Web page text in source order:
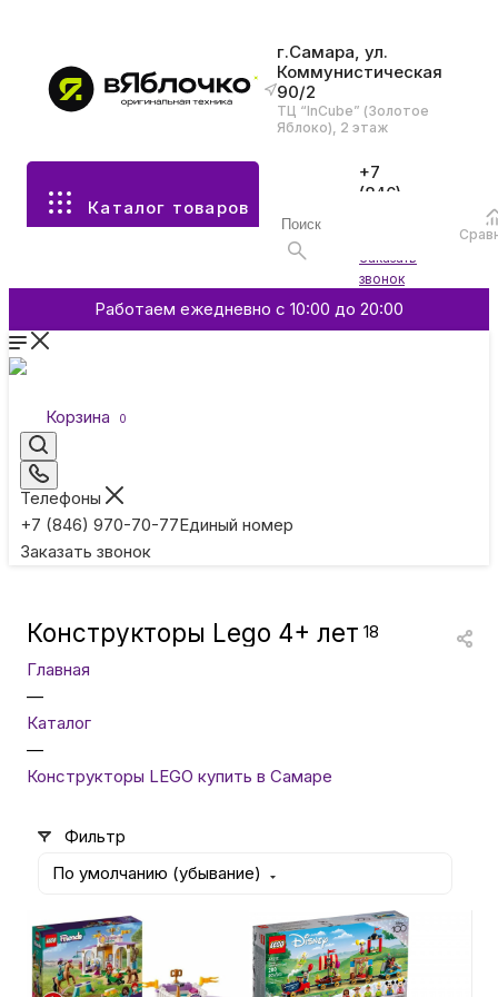
г.Самара, ул.
Коммунистическая
90/2
ТЦ “InCube” (Золотое
Яблоко), 2 этаж
Каталог товаров
+7
(846)
Заказать
звонок
Работаем ежедневно с 10:00 до 20:00
Корзина 0
Телефоны
+7 (846) 970-70-77Единый номер
Заказать звонок
Все разделы каталога
Аксессуары
Смартфоны и гаджеты
Умные кольца
Туризм и отдых
Фототехника
ТВ и проекторы
Конструкторы Lego 4+ лет 18
Главная
—
Каталог
—
Конструкторы LEGO купить в Самаре
Фильтр
По умолчанию (убывание)
3 990₽
Конструктор LEGO Friends -
4 500₽
Конструктор LEGO Disney